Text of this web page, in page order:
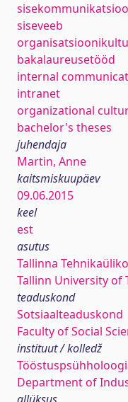
siseveeb
bakalaureusetööd
internal
intranet
organizational
bachelor's theses
juhendaja
Martin, Anne
kaitsmiskuupäev
09.06.2015
keel
est
asutus
Tallinna
Tallinn University of
teaduskond
Sotsiaalteaduskond
Faculty of Social
instituut / kolledž
Department of